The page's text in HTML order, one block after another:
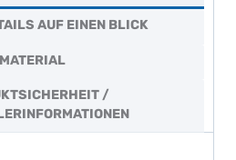
AUF EINEN BLICK
MATERIAL
/